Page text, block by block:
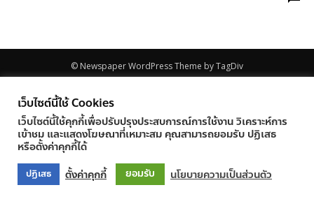
© Newspaper WordPress Theme by TagDiv
เว็บไซต์นี้ใช้ Cookies
เว็บไซต์นี้ใช้คุกกี้เพื่อปรับปรุงประสบการณ์การใช้งาน วิเคราะห์การ
เข้าชม และแสดงโฆษณาที่เหมาะสม คุณสามารถยอมรับ ปฏิเสธ
หรือตั้งค่าคุกกี้ได้
ปฏิเสธ ตั้งค่าคุกกี้ ยอมรับ นโยบายความเป็นส่วนตัว